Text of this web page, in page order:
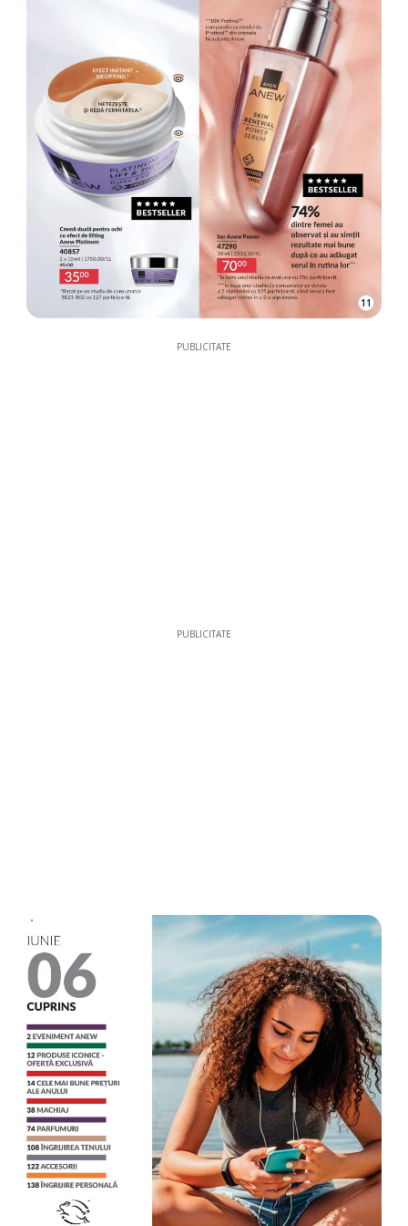
11
PUBLICITATE
PUBLICITATE